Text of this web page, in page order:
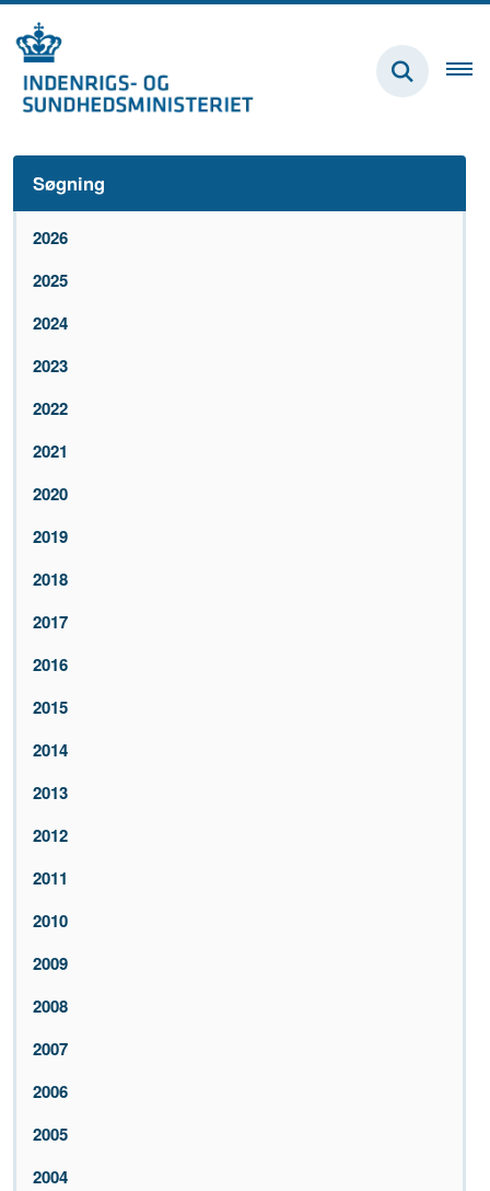
Søgning
2026
2025
2024
2023
2022
2021
2020
2019
2018
2017
2016
2015
2014
2013
2012
2011
2010
2009
2008
2007
2006
2005
2004